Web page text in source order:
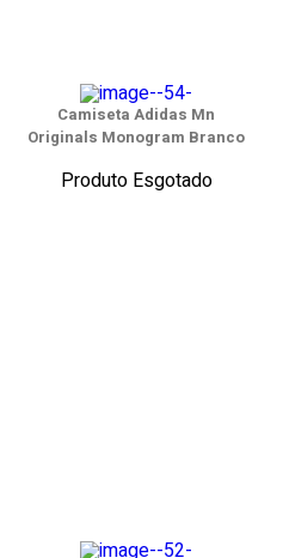
Camiseta Adidas Mn
Originals Monogram Branco
Produto Esgotado